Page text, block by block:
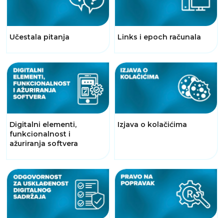
Učestala pitanja Links i epoch računala
Digitalni elementi,
funkcionalnost i
ažuriranja softvera
Izjava o kolačićima